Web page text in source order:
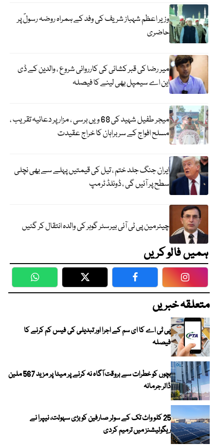
وزیر اعظم شہباز شریف کی وفد کے ہمراہ روضہ رسولؐ پر
حاضری
میر رضا کی قبر کشائی کی کارروائی شروع ، والدین کے ڈی
این اے سیمپل بھی لینے کا فیصلہ
میجر طفیل شہید کی 68 ویں برسی ، مزار پر دعائیہ تقریب ،
مسلح افواج کے سربراہان کا خراج عقیدت
ایران جنگ جلد ختم ، تیل کی قیمتیں پہلے سے بھی نچلی
سطح پر آئیں گی ، ڈونلڈ ٹرمپ
چیئرمین پی ٹی آئی بیرسٹر گوہر کی والدہ انتقال کر گئیں
ہمیں فالو کریں
WhatsApp Twitter Facebook
متعلقہ خبریں
پی ٹی اے کا ای سم کے اجرا اور تبدیلی کی فیس کم کرنے کا
فیصلہ
بچوں کو خطرات سے بروقت آگاہ نہ کرنے پر میٹا پر مزید 567 ملین
ڈالر جرمانہ
25 کلو واٹ تک کے سولر صارفین کو بڑی سہولت، نیپرا نے
ریگولیشنز میں ترمیم کردی